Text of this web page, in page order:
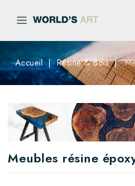
Accueil Résine & Bois
Meubles résine